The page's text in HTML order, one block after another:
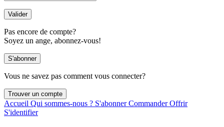
Pas encore de compte?
Soyez un ange, abonnez-vous!
Vous ne savez pas comment vous connecter?
Accueil Qui sommes-nous ? S'abonnerCommanderOffrir
S'identifier